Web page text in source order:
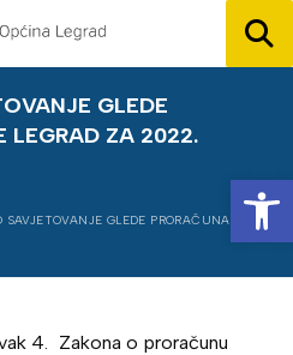
GLEDE
LEGRAD ZA 2022.
SAVJETOVANJE GLEDE PRORAČUNA OPĆI
4. Zakona o proračunu